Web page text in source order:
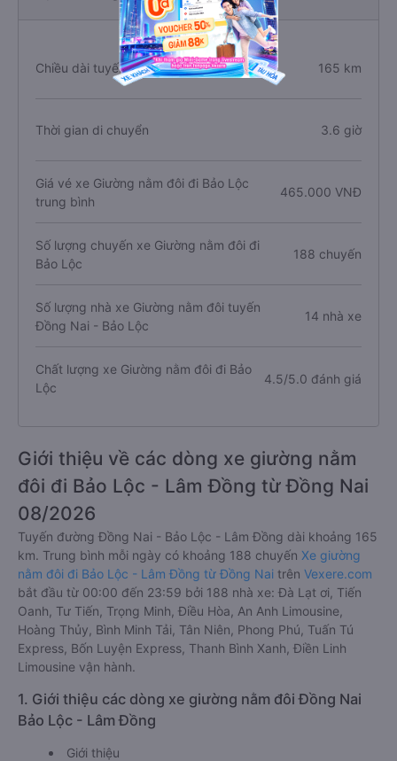
Chiều dài tuyến đường 165 km
Thời gian di chuyển 3.6 giờ
Giá vé xe Giường nằm đôi đi Bảo Lộc
trung bình
465.000 VNĐ
Số lượng chuyến xe Giường nằm đôi đi
Bảo Lộc
188 chuyến
Số lượng nhà xe Giường nằm đôi tuyến
Đồng Nai - Bảo Lộc
14 nhà xe
Chất lượng xe Giường nằm đôi đi Bảo
Lộc
4.5/5.0 đánh giá
Giới thiệu về các dòng xe giường nằm
đôi đi Bảo Lộc - Lâm Đồng từ Đồng Nai
08/2026
Tuyến đường Đồng Nai - Bảo Lộc - Lâm Đồng dài khoảng 165
km. Trung bình mỗi ngày có khoảng 188 chuyến Xe giường
nằm đôi đi Bảo Lộc - Lâm Đồng từ Đồng Nai trên Vexere.com
bắt đầu từ 00:00 đến 23:59 bởi 188 nhà xe: Đà Lạt ơi, Tiến
Oanh, Tư Tiến, Trọng Minh, Điều Hòa, An Anh Limousine,
Hoàng Thủy, Bình Minh Tải, Tân Niên, Phong Phú, Tuấn Tú
Express, Bốn Luyện Express, Thanh Bình Xanh, Điền Linh
Limousine vận hành.
1. Giới thiệu các dòng xe giường nằm đôi Đồng Nai
Bảo Lộc - Lâm Đồng
Giới thiệu